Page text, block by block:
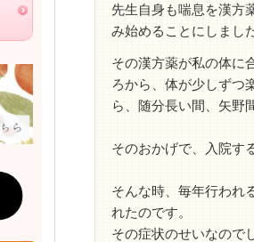
先生自身も喘息を漢方
み始めることにしました
その漢方薬が私の体に
ろから、体が少しずつ
ら、随分長い間、矢野
そのおかげで、入院す
そんな時、毎年行われ
れたのです。
その症状のせいなので